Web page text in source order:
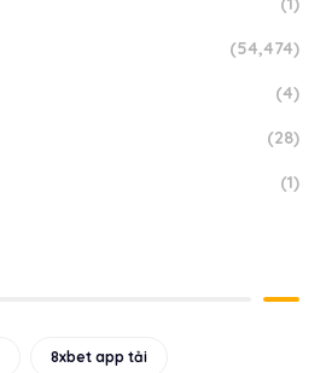
(54,474)
(4)
(28)
(1)
8xbet app tải